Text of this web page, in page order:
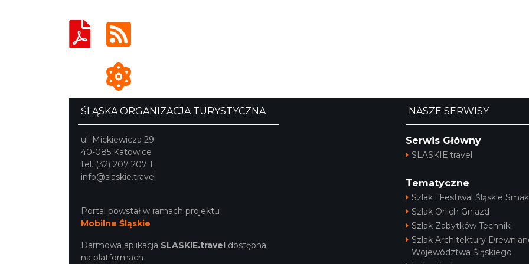
ŚLĄSKA ORGANIZACJA TURYSTYCZNA
ul. Mickiewicza 29
40-085 Katowice
tel. (32) 207 207 1
info@slaskie.travel
Portal powstał w ramach projektu
Mobilne Śląskie
Darmowa aplikacja SLASKIE.travel dostępna
na platformach
NASZE SERWISY
Serwis Główny
SLASKIE.travel
Tematyczne
Szlak i Festiwal Śląskie
Szlak Orlich Gniazd
Szlak Zabytków Techniki
Szlak Architektury
Województwa Śląskiego